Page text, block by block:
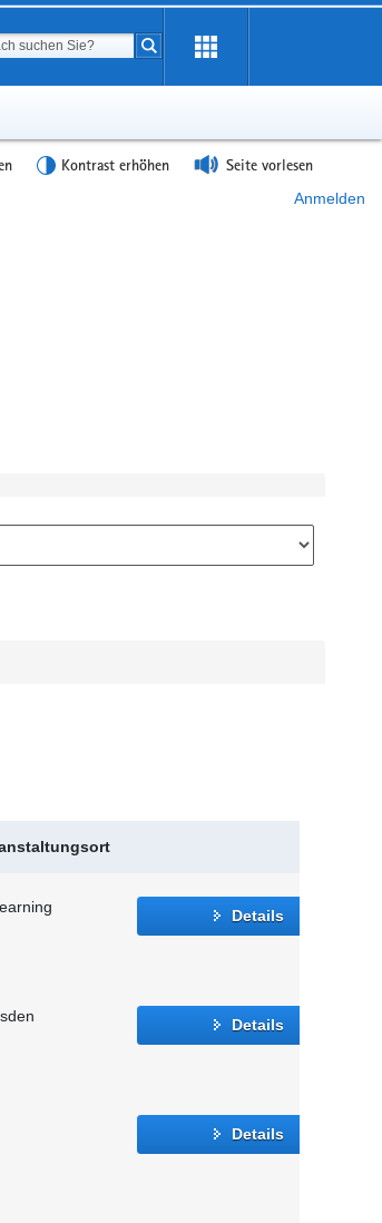
Suchbegriff
Suche starten
Kontrast erhöhen Seite vorlesen
Anmelden
Details
Details
Details